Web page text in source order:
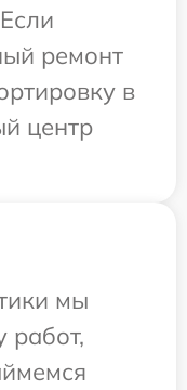
ремонт
в
центр
мы
работ,